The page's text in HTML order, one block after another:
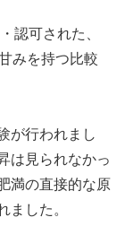
認可された、
みを持つ比較
が行われまし
は見られなかっ
満の直接的な原
ました。